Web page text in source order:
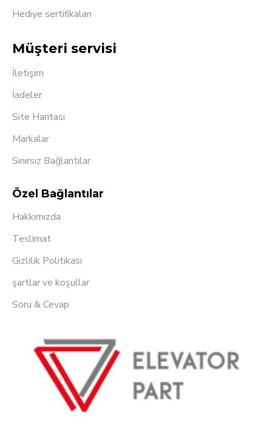
Hediye sertifikaları
Müşteri servisi
İletişim
İadeler
Site Haritası
Markalar
Sınırsız Bağlantılar
Özel Bağlantılar
Hakkımızda
Teslimat
Gizlilik Politikası
şartlar ve koşullar
Soru & Cevap